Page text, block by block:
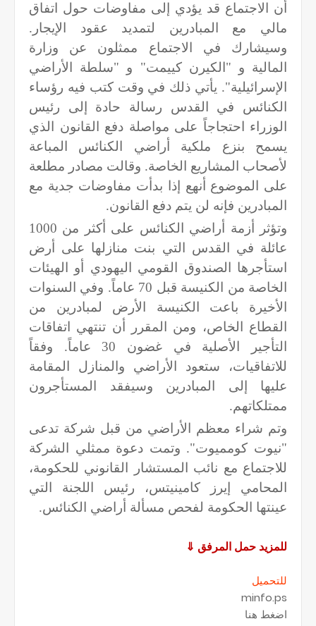
أن الاجتماع قد يؤدي إلى مفاوضات حول اتفاق
مالي مع المبادرين لتمديد عقود الإيجار.
وسيشارك في الاجتماع ممثلون عن وزارة
المالية و "الكيرن كييمت" و "سلطة الأراضي
الإسرائيلية". يأتي ذلك في وقت كتب فيه رؤساء
الكنائس في القدس رسالة حادة إلى رئيس
الوزراء احتجاجاً على مواصلة دفع القانون الذي
يسمح بنزع ملكية أراضي الكنائس المباعة
لأصحاب المشاريع الخاصة. وقالت مصادر مطلعة
على الموضوع أنهع إذا بدأت مفاوضات جدية مع
المبادرين فإنه لن يتم دفع القانون.
وتؤثر أزمة أراضي الكنائس على أكثر من 1000
عائلة في القدس التي بنت منازلها على أرض
استأجرها الصندوق القومي اليهودي أو الهيئات
الخاصة من الكنيسة قبل 70 عاماً. وفي السنوات
الأخيرة باعت الكنيسة الأرض لمبادرين من
القطاع الخاص، ومن المقرر أن تنتهي اتفاقات
التأجير الأصلية في غضون 30 عاماً. وفقاً
للاتفاقيات، ستعود الأراضي والمنازل المقامة
عليها إلى المبادرين وسيفقد المستأجرون
ممتلكاتهم.
وتم شراء معظم الأراضي من قبل شركة تدعى
"نيوت كومميوت". وتمت دعوة ممثلي الشركة
للاجتماع مع نائب المستشار القانوني للحكومة،
المحامي إيرز كامينيتس، رئيس اللجنة التي
عينتها الحكومة لفحص مسألة أراضي الكنائس.
للمزيد حمل المرفق ⇓
للتحميل
minfo.ps
اضغط هنا